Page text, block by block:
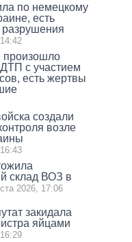
по немецкому
есть
произошло
с участием
есть жертвы
создали
возле
склад ВОЗ в
2026, 17:06
закидала
яйцами